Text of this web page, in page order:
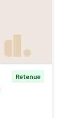
Retenue